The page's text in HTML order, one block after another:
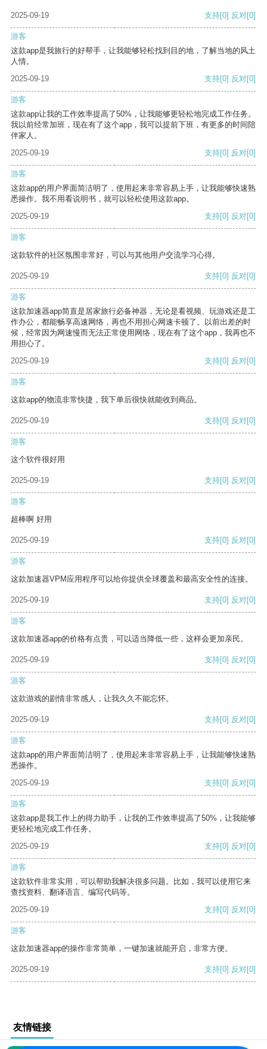
2025-09-19 支持[0] 反对[0]
游客
这款app是我旅行的好帮手，让我能够轻松找到目的地，了解当地的风土
人情。
2025-09-19
支持[0] 反对[0]
游客
这款app让我的工作效率提高了50%，让我能够更轻松地完成工作任务。
我以前经常加班，现在有了这个app，我可以提前下班，有更多的时间陪
伴家人。
2025-09-19
支持[0] 反对[0]
游客
这款app的用户界面简洁明了，使用起来非常容易上手，让我能够快速熟
悉操作。我不用看说明书，就可以轻松使用这款app。
2025-09-19
支持[0] 反对[0]
游客
这款软件的社区氛围非常好，可以与其他用户交流学习心得。
2025-09-19 支持[0] 反对[0]
游客
这款加速器app简直是居家旅行必备神器，无论是看视频、玩游戏还是工
作办公，都能畅享高速网络，再也不用担心网速卡顿了。以前出差的时
候，经常因为网速慢而无法正常使用网络，现在有了这个app，我再也不
用担心了。
2025-09-19
支持[0] 反对[0]
游客
这款app的物流非常快捷，我下单后很快就能收到商品。
2025-09-19 支持[0] 反对[0]
游客
这个软件很好用
2025-09-19 支持[0] 反对[0]
游客
超棒啊 好用
2025-09-19 支持[0] 反对[0]
游客
这款加速器VPM应用程序可以给你提供全球覆盖和最高安全性的连接。
2025-09-19 支持[0] 反对[0]
游客
这款加速器app的价格有点贵，可以适当降低一些，这样会更加亲民。
2025-09-19 支持[0] 反对[0]
游客
这款游戏的剧情非常感人，让我久久不能忘怀。
2025-09-19 支持[0] 反对[0]
游客
这款app的用户界面简洁明了，使用起来非常容易上手，让我能够快速熟
悉操作。
2025-09-19
支持[0] 反对[0]
游客
这款app是我工作上的得力助手，让我的工作效率提高了50%，让我能够
更轻松地完成工作任务。
2025-09-19
支持[0] 反对[0]
游客
这款软件非常实用，可以帮助我解决很多问题。比如，我可以使用它来
查找资料、翻译语言、编写代码等。
2025-09-19
支持[0] 反对[0]
游客
这款加速器app的操作非常简单，一键加速就能开启，非常方便。
2025-09-19 支持[0] 反对[0]
友情链接